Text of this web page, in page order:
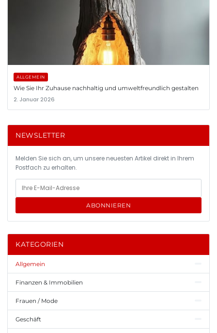
ALLGEMEIN
Wie Sie Ihr Zuhause nachhaltig und umweltfreundlich gestalten
2. Januar 2026
NEWSLETTER
Melden Sie sich an, um unsere neuesten Artikel direkt in Ihrem
Postfach zu erhalten.
ABONNIEREN
KATEGORIEN
Allgemein
Finanzen & Immobilien
Frauen / Mode
Geschäft